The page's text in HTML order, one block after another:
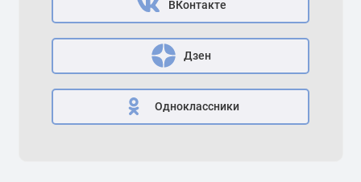
ВКонтакте
Дзен
Одноклассники